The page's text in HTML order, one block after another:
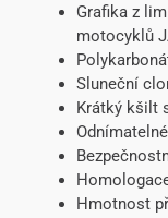
Grafika z
motocyklů
Sluneční
Krátký kšilt
Hmotnost